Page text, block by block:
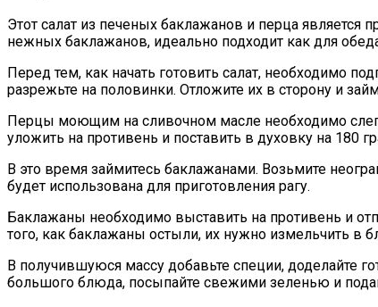
Этот салат из печеных баклажанов и перца
нежных баклажанов, идеально подходит как для
Перед тем, как начать готовить салат, необходимо
разрежьте на половинки. Отложите их в сторону и
Перцы моющим на сливочном масле необходимо
уложить на противень и поставить в духовку на 180
В это время займитесь баклажанами. Возьмите
будет использована для приготовления рагу.
Баклажаны необходимо выставить на противень и
того, как баклажаны остыли, их нужно измельчить в
В получившуюся массу добавьте специи, доделайте
большого блюда, посыпайте свежими зеленью и